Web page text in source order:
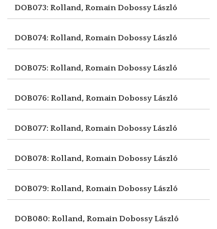
DOB073: Rolland, RomainDobossy László
DOB074: Rolland, RomainDobossy László
DOB075: Rolland, RomainDobossy László
DOB076: Rolland, RomainDobossy László
DOB077: Rolland, RomainDobossy László
DOB078: Rolland, RomainDobossy László
DOB079: Rolland, RomainDobossy László
DOB080: Rolland, RomainDobossy László